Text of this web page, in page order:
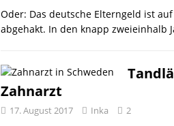
Oder: Das deutsche Elterngeld ist
abgehakt. In den knapp zweieinhalb
Zahnarzt
17. August 2017 Inka 2